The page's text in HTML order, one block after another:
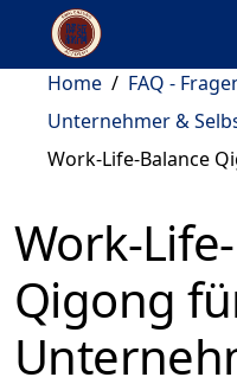
Home / FAQ -
Unternehmer &
Work-Life-Balance
Work-
Qigong